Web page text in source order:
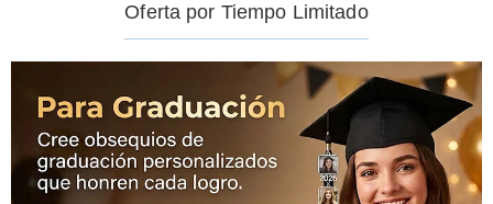
Oferta por Tiempo Limitado